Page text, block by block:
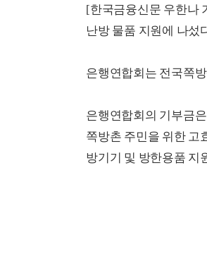
[한국금융신문 우한나
난방 물품 지원에 나섰
은행연합회는 전국쪽
은행연합회의 기부금
쪽방촌 주민을 위한 고
방기기 및 방한용품 지